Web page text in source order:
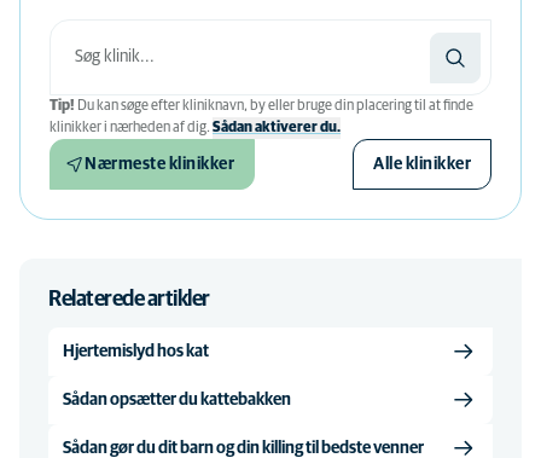
Tip! Du kan søge efter kliniknavn, by eller bruge din placering til at finde
klinikker i nærheden af ​​dig. Sådan aktiverer du.
Nærmeste klinikker Alle klinikker
Relaterede artikler
Hjertemislyd hos kat
Sådan opsætter du kattebakken
Sådan gør du dit barn og din killing til bedste venner